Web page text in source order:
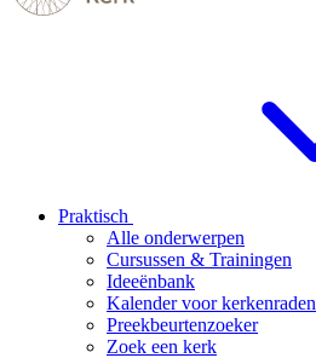
Praktisch
Alle onderwerpen
Cursussen & Trainingen
Ideeënbank
Kalender voor kerkenraden
Preekbeurtenzoeker
Zoek een kerk